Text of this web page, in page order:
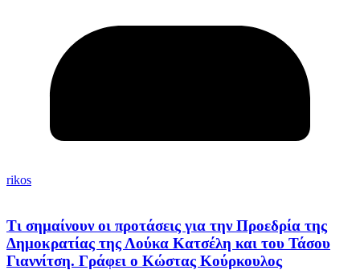
rikos
Τι σημαίνουν οι προτάσεις για την Προεδρία της
Δημοκρατίας της Λούκα Κατσέλη και του Τάσου
Γιαννίτση. Γράφει ο Κώστας Κούρκουλος